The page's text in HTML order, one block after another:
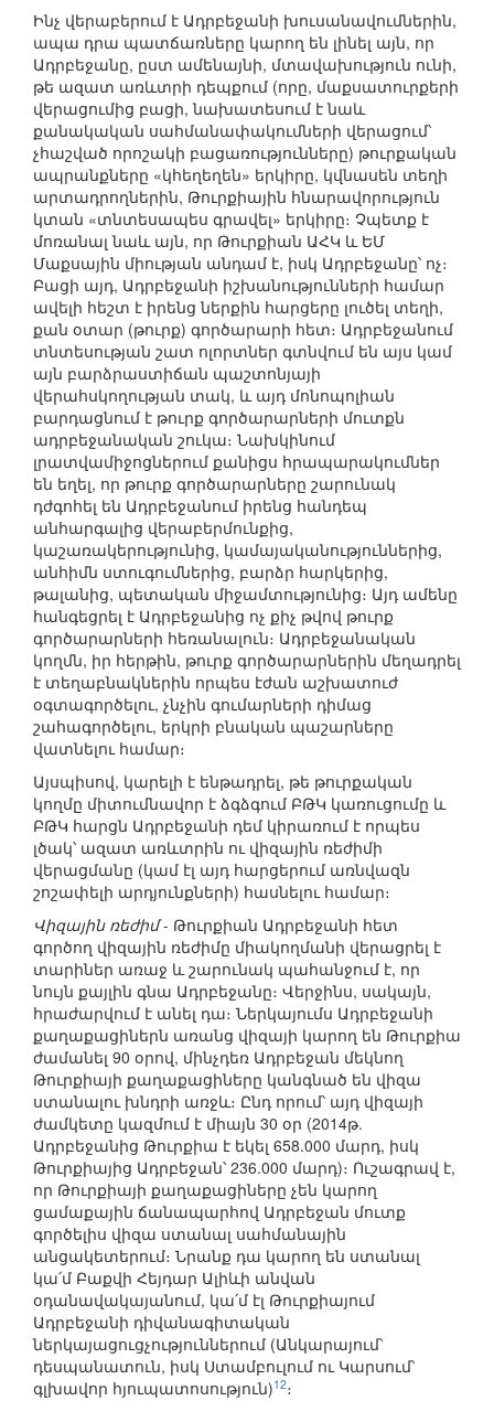
Ինչ վերաբերում է Ադրբեջանի խուսանավումներին,
ապա դրա պատճառները կարող են լինել այն, որ
Ադրբեջանը, ըստ ամենայնի, մտավախություն ունի,
թե ազատ առևտրի դեպքում (որը, մաքսատուրքերի
վերացումից բացի, նախատեսում է նաև
քանակական սահմանափակումների վերացում՝
չհաշված որոշակի բացառությունները) թուրքական
ապրանքները «կհեղեղեն» երկիրը, կվնասեն տեղի
արտադրողներին, Թուրքիային հնարավորություն
կտան «տնտեսապես գրավել» երկիրը։ Չպետք է
մոռանալ նաև այն, որ Թուրքիան ԱՀԿ և ԵՄ
Մաքսային միության անդամ է, իսկ Ադրբեջանը՝ ոչ։
Բացի այդ, Ադրբեջանի իշխանությունների համար
ավելի հեշտ է իրենց ներքին հարցերը լուծել տեղի,
քան օտար (թուրք) գործարարի հետ։ Ադրբեջանում
տնտեսության շատ ոլորտներ գտնվում են այս կամ
այն բարձրաստիճան պաշտոնյայի
վերահսկողության տակ, և այդ մոնոպոլիան
բարդացնում է թուրք գործարարների մուտքն
ադրբեջանական շուկա։ Նախկինում
լրատվամիջոցներում քանիցս հրապարակումներ
են եղել, որ թուրք գործարարները շարունակ
դժգոհել են Ադրբեջանում իրենց հանդեպ
անհարգալից վերաբերմունքից,
կաշառակերությունից, կամայականություններից,
անհիմն ստուգումներից, բարձր հարկերից,
թալանից, պետական միջամտությունից։ Այդ ամենը
հանգեցրել է Ադրբեջանից ոչ քիչ թվով թուրք
գործարարների հեռանալուն։ Ադրբեջանական
կողմն, իր հերթին, թուրք գործարարներին մեղադրել
է տեղաբնակներին որպես էժան աշխատուժ
օգտագործելու, չնչին գումարների դիմաց
շահագործելու, երկրի բնական պաշարները
վատնելու համար։
Այսպիսով, կարելի է ենթադրել, թե թուրքական
կողմը միտումնավոր է ձգձգում ԲԹԿ կառուցումը և
ԲԹԿ հարցն Ադրբեջանի դեմ կիրառում է որպես
լծակ՝ ազատ առևտրին ու վիզային ռեժիմի
վերացմանը (կամ էլ այդ հարցերում առնվազն
շոշափելի արդյունքների) հասնելու համար։
Վիզային ռեժիմ- Թուրքիան Ադրբեջանի հետ
գործող վիզային ռեժիմը միակողմանի վերացրել է
տարիներ առաջ և շարունակ պահանջում է, որ
նույն քայլին գնա Ադրբեջանը։ Վերջինս, սակայն,
հրաժարվում է անել դա։ Ներկայումս Ադրբեջանի
քաղաքացիներն առանց վիզայի կարող են Թուրքիա
ժամանել 90 օրով, մինչդեռ Ադրբեջան մեկնող
Թուրքիայի քաղաքացիները կանգնած են վիզա
ստանալու խնդրի առջև։ Ընդ որում՝ այդ վիզայի
ժամկետը կազմում է միայն 30 օր (2014թ.
Ադրբեջանից Թուրքիա է եկել 658.000 մարդ, իսկ
Թուրքիայից Ադրբեջան՝ 236.000 մարդ)։ Ուշագրավ է,
որ Թուրքիայի քաղաքացիները չեն կարող
ցամաքային ճանապարհով Ադրբեջան մուտք
գործելիս վիզա ստանալ սահմանային
անցակետերում։ Նրանք դա կարող են ստանալ
կա՛մ Բաքվի Հեյդար Ալիևի անվան
օդանավակայանում, կա՛մ էլ Թուրքիայում
Ադրբեջանի դիվանագիտական
ներկայացուցչություններում (Անկարայում՝
դեսպանատուն, իսկ Ստամբուլում ու Կարսում՝
գլխավոր հյուպատոսություն)12։